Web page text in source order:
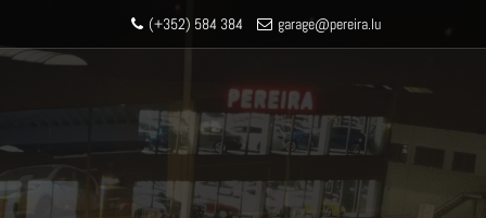
(+352) 584 384 garage@pereira.lu